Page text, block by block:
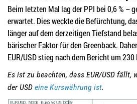
Beim letzten Mal lag der PPI bei 0,6 % –
erwartet. Dies weckte die Befürchtung,
länger auf dem derzeitigen Tiefstand
bärischer Faktor für den Greenback.
EUR/USD stieg nach dem Bericht um 230
Es ist zu beachten, dass EUR/USD fällt,
der USD eine Kurswährung ist.